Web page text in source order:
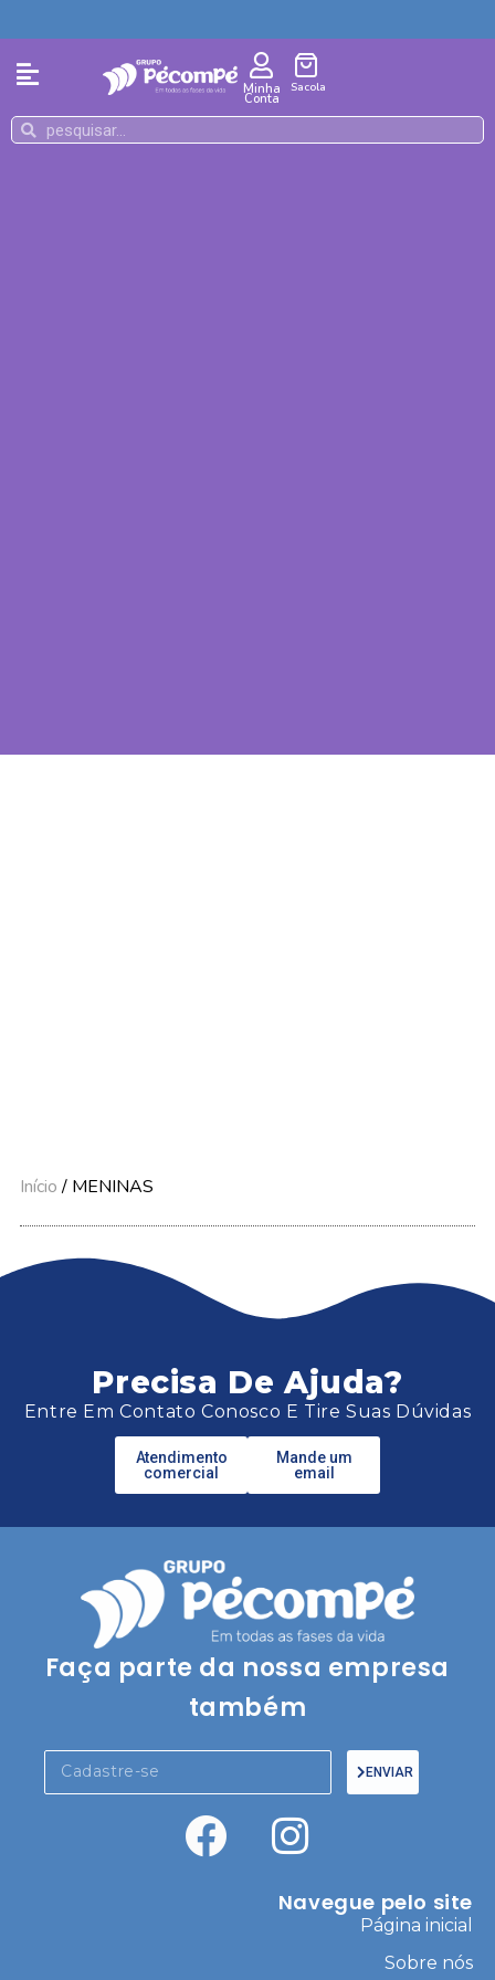
Minha
Conta
Sacola
Início/ MENINAS
Precisa De Ajuda?
Entre Em Contato Conosco E Tire Suas Dúvidas
Atendimento
comercial
Mande um
email
Faça parte da nossa empresa
também
ENVIAR
Navegue pelo site
Página inicial
Sobre nós